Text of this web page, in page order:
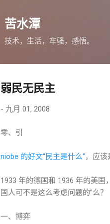
苦水潭
技术，生活，牢骚，感悟。
弱民无民主
- 九月 01, 2008
零、引
niobe 的好文“民主是什么”，应该
1933 年的德国和 1936 年的美国
国人可不是这么考虑问题的”么？
一、博弈